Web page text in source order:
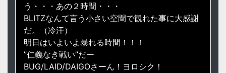
う・・・あの２時間・・・
BLITZなんて言う小さい空間で観れた事に大感謝
だ。（冷汗）
明日はいよいよ暴れる時間！！！
”仁義なき戦い”だー
BUG/LAID/DAIGOさーん！ヨロシク！